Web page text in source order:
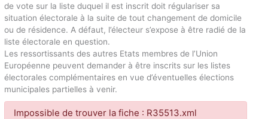
de vote sur la liste duquel il est inscrit doit régulariser sa
situation électorale à la suite de tout changement de domicile
ou de résidence. A défaut, l’électeur s’expose à être radié de la
liste électorale en question.
Les ressortissants des autres Etats membres de l’Union
Européenne peuvent demander à être inscrits sur les listes
électorales complémentaires en vue d’éventuelles élections
municipales partielles à venir.
Impossible de trouver la fiche : R35513.xml